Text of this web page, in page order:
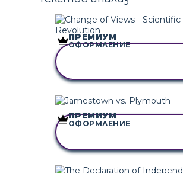
ПРЕМИУМ
ОФОРМЛЕНИЕ
КОПИРАЙТЕ ТАЗИ
ПРЕМИУМ
ОФОРМЛЕНИЕ